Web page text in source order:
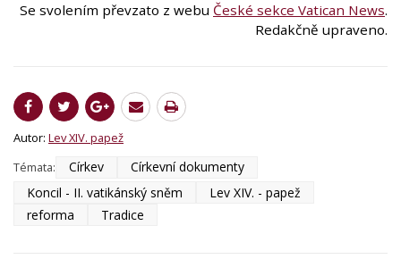
Se svolením převzato z webu České sekce Vatican News.
Redakčně upraveno.
Autor: Lev XIV. papež
Témata:
Církev
Církevní dokumenty
Koncil - II. vatikánský sněm
Lev XIV. - papež
reforma
Tradice